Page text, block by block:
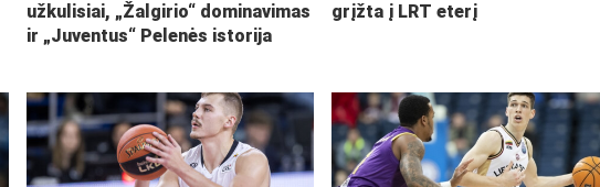
užkulisiai, „Žalgirio“ dominavimas
ir „Juventus“ Pelenės istorija
grįžta į LRT eterį